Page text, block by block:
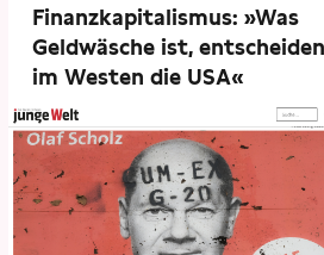
Finanzkapitalismus: »Was
Geldwäsche ist, entscheiden
im Westen die USA«